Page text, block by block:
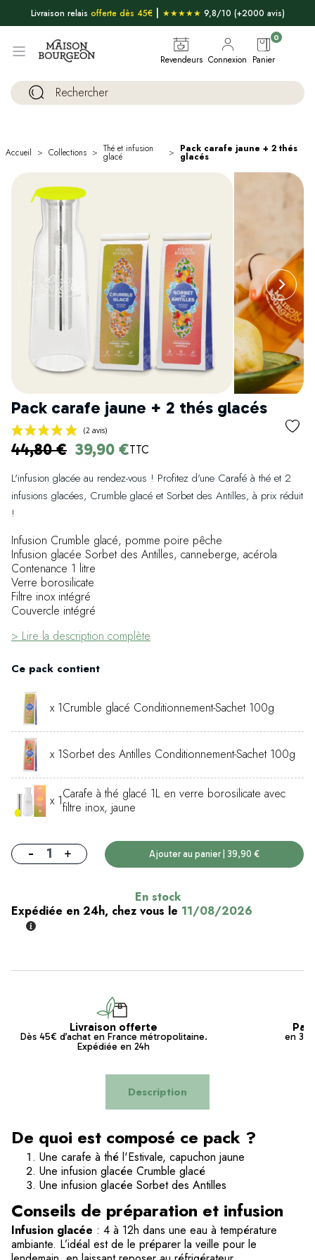
Livraison relais offerte dès 45€| ★★★★★ 9,8/10 (+2000 avis)
Revendeurs Connexion Panier
0
Accueil Collections Thé et infusion
glacé
Pack carafe jaune + 2 thés
glacés
Pack carafe jaune + 2 thés glacés
44,80 € 39,90 €TTC
L'infusion glacée au rendez-vous ! Profitez d'une Carafé à thé et 2
infusions glacées, Crumble glacé et Sorbet des Antilles, à prix réduit
!
Infusion Crumble glacé, pomme poire pêche
Infusion glacée Sorbet des Antilles, canneberge, acérola
Contenance 1 litre
Verre borosilicate
Filtre inox intégré
Couvercle intégré
> Lire la description complète
Ce pack contient
Crumble glacé Conditionnement-Sachet 100g
x 1
Sorbet des Antilles Conditionnement-Sachet 100g
x 1
Carafe à thé glacé 1L en verre borosilicate avec
filtre inox, jaune
x 1
- + Ajouter au panier | 39,90 €
En stock
Expédiée en 24h, chez vous le 11/08/2026
Livraison offerte
Dès 45€ d’achat en France métropolitaine.
Expédiée en 24h
en 3x
Description
De quoi est composé ce pack ?
Une carafe à thé l'Estivale, capuchon jaune
Une infusion glacée Crumble glacé
Une infusion glacée Sorbet des Antilles
Conseils de préparation et infusion
Infusion glacée : 4 à 12h dans une eau à température
ambiante. L’idéal est de le préparer la veille pour le